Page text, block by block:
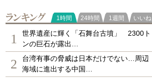
ランキング
1時間 24時間 1週間 いいね
1
世界遺産に輝く「石舞台古墳」 2300ト
ンの巨石が露出…
2
台湾有事の脅威は日本だけでない…周辺
海域に進出する中国…